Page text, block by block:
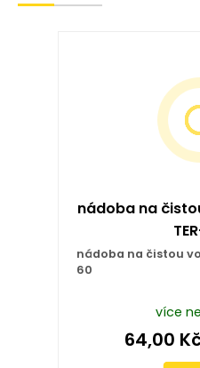
nádoba na
nádoba na čistou
60
více
64,00